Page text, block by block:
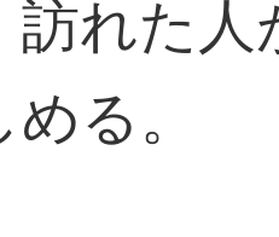
訪れた
る。